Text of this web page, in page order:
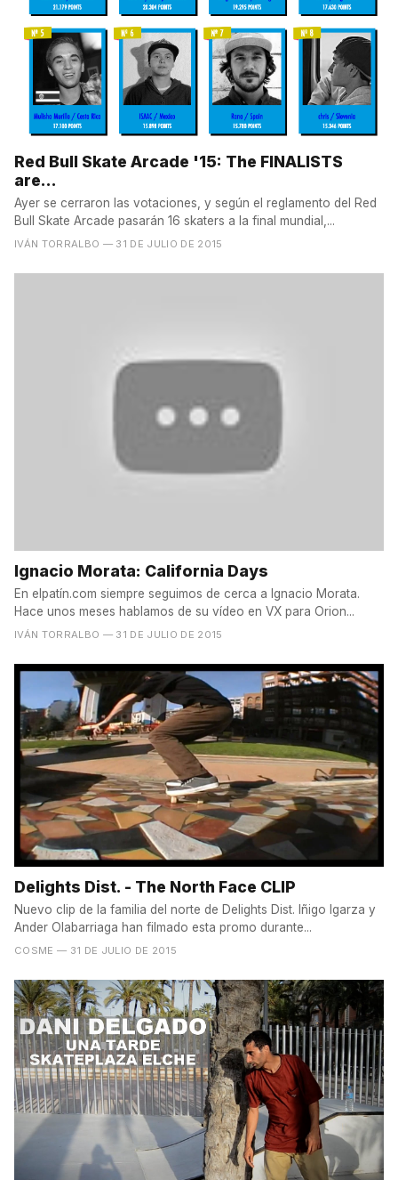
Red Bull Skate Arcade '15: The FINALISTS
are...
Ayer se cerraron las votaciones, y según el reglamento del Red
Bull Skate Arcade pasarán 16 skaters a la final mundial,...
IVÁN TORRALBO — 31 DE JULIO DE 2015
Ignacio Morata: California Days
En elpatín.com siempre seguimos de cerca a Ignacio Morata.
Hace unos meses hablamos de su vídeo en VX para Orion...
IVÁN TORRALBO — 31 DE JULIO DE 2015
Delights Dist. - The North Face CLIP
Nuevo clip de la familia del norte de Delights Dist. Iñigo Igarza y
Ander Olabarriaga han filmado esta promo durante...
COSME — 31 DE JULIO DE 2015